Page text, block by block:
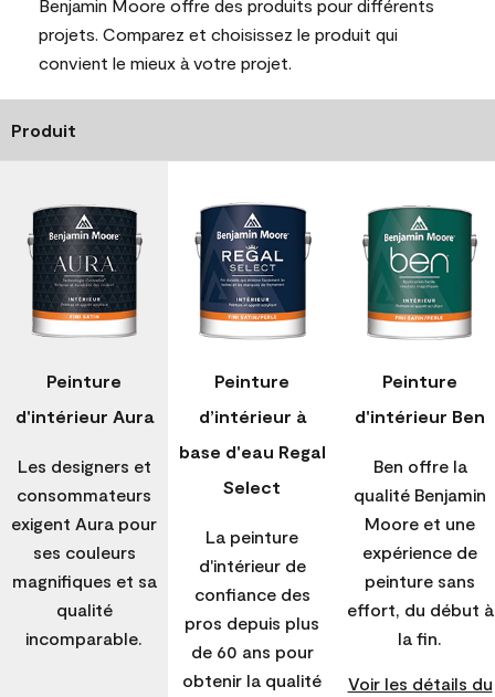
Benjamin Moore offre des produits pour différents
projets. Comparez et choisissez le produit qui
convient le mieux à votre projet.
Produit
Peinture
d'intérieur Aura
Les designers et
consommateurs
exigent Aura pour
ses couleurs
magnifiques et sa
qualité
incomparable.
Peinture
d’intérieur à
base d'eau Regal
Select
La peinture
d'intérieur de
confiance des
pros depuis plus
de 60 ans pour
obtenir la qualité
Peinture
d'intérieur Ben
Ben offre la
qualité Benjamin
Moore et une
expérience de
peinture sans
effort, du début à
la fin.
Voir les détails du